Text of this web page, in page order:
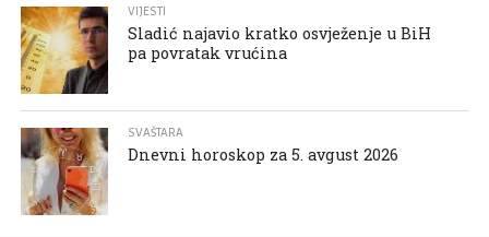
VIJESTI
Sladić najavio kratko osvježenje u BiH
pa povratak vrućina
SVAŠTARA
Dnevni horoskop za 5. avgust 2026